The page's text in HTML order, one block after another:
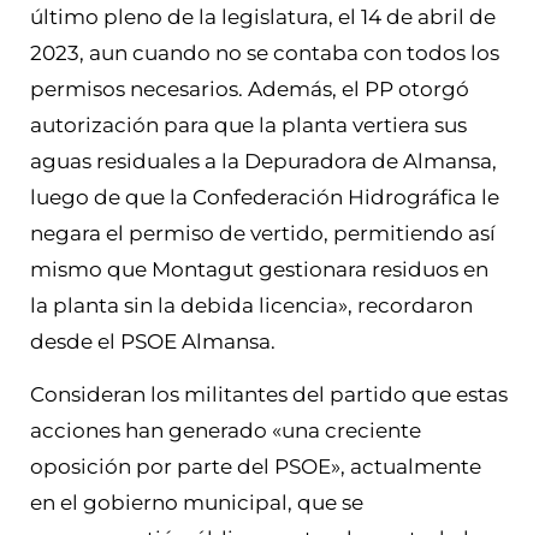
último pleno de la legislatura, el 14 de abril de
2023, aun cuando no se contaba con todos los
permisos necesarios. Además, el PP otorgó
autorización para que la planta vertiera sus
aguas residuales a la Depuradora de Almansa,
luego de que la Confederación Hidrográfica le
negara el permiso de vertido, permitiendo así
mismo que Montagut gestionara residuos en
la planta sin la debida licencia», recordaron
desde el PSOE Almansa.
Consideran los militantes del partido que estas
acciones han generado «una creciente
oposición por parte del PSOE», actualmente
en el gobierno municipal, que se